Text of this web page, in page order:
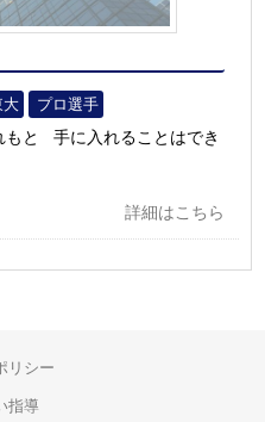
大 プロ選手
もと 手に入れることはでき
詳細はこちら
リシー
指導